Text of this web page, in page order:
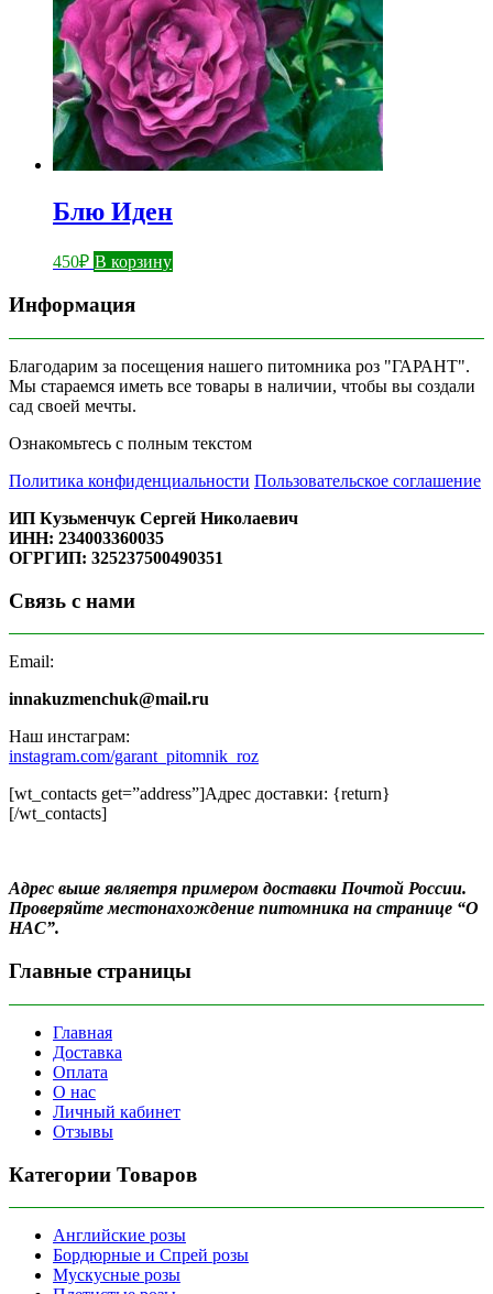
Блю Иден
450₽ В корзину
Информация
Благодарим за посещения нашего питомника роз "ГАРАНТ".
Мы стараемся иметь все товары в наличии, чтобы вы создали
сад своей мечты.
Ознакомьтесь с полным текстом
Политика конфиденциальности Пользовательское соглашение
ИП Кузьменчук Сергей Николаевич
ИНН: 234003360035
ОГРГИП: 325237500490351
Связь с нами
Email:
innakuzmenchuk@mail.ru
Наш инстаграм:
instagram.com/garant_pitomnik_roz
[wt_contacts get=”address”]Адрес доставки: {return}
[/wt_contacts]
Адрес выше являетря примером доставки Почтой России.
Проверяйте местонахождение питомника на странице “О
НАС”.
Главные страницы
Главная
Доставка
Оплата
О нас
Личный кабинет
Отзывы
Категории Товаров
Английские розы
Бордюрные и Спрей розы
Мускусные розы